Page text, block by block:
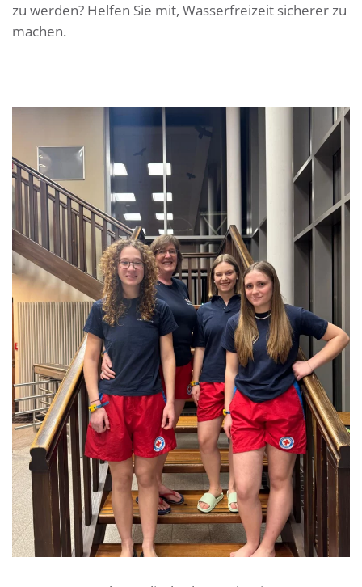
zu werden? Helfen Sie mit, Wasserfreizeit sicherer zu
machen.